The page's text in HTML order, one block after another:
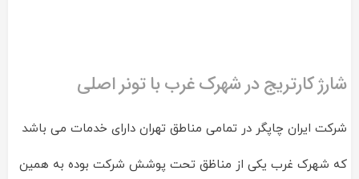
شارژ کارتریج در شهرک غرب با تونر اصلی
شرکت ایران چاپگر در تمامی مناطق تهران دارای خدمات می باشد
که شهرک غرب یکی از مناظق تحت پوشش شرکت بوده به همین